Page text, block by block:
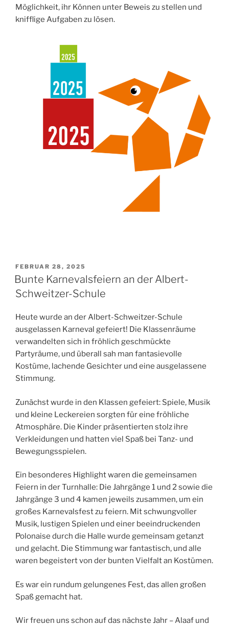
Möglichkeit, ihr Können unter Beweis zu stellen und
knifflige Aufgaben zu lösen.
VERÖFFENTLICHT
AM
FEBRUAR 28, 2025
Bunte Karnevalsfeiern an der Albert-
Schweitzer-Schule
Heute wurde an der Albert-Schweitzer-Schule
ausgelassen Karneval gefeiert! Die Klassenräume
verwandelten sich in fröhlich geschmückte
Partyräume, und überall sah man fantasievolle
Kostüme, lachende Gesichter und eine ausgelassene
Stimmung.
Zunächst wurde in den Klassen gefeiert: Spiele, Musik
und kleine Leckereien sorgten für eine fröhliche
Atmosphäre. Die Kinder präsentierten stolz ihre
Verkleidungen und hatten viel Spaß bei Tanz- und
Bewegungsspielen.
Ein besonderes Highlight waren die gemeinsamen
Feiern in der Turnhalle: Die Jahrgänge 1 und 2 sowie die
Jahrgänge 3 und 4 kamen jeweils zusammen, um ein
großes Karnevalsfest zu feiern. Mit schwungvoller
Musik, lustigen Spielen und einer beeindruckenden
Polonaise durch die Halle wurde gemeinsam getanzt
und gelacht. Die Stimmung war fantastisch, und alle
waren begeistert von der bunten Vielfalt an Kostümen.
Es war ein rundum gelungenes Fest, das allen großen
Spaß gemacht hat.
Wir freuen uns schon auf das nächste Jahr – Alaaf und